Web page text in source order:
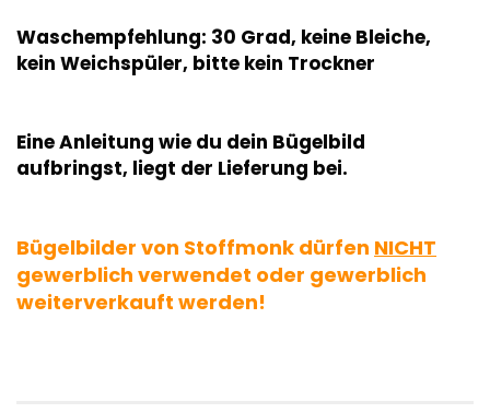
Waschempfehlung: 30 Grad, keine Bleiche,
kein Weichspüler, bitte kein Trockner
Eine Anleitung wie du dein Bügelbild
aufbringst, liegt der Lieferung bei.
Bügelbilder von Stoffmonk dürfen NICHT
gewerblich verwendet oder gewerblich
weiterverkauft werden!